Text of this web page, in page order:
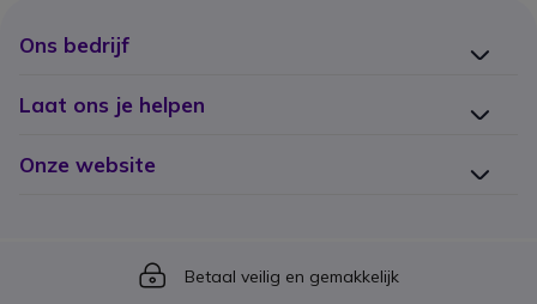
Ons bedrijf
Laat ons je helpen
Onze website
Icon
Betaal veilig en gemakkelijk